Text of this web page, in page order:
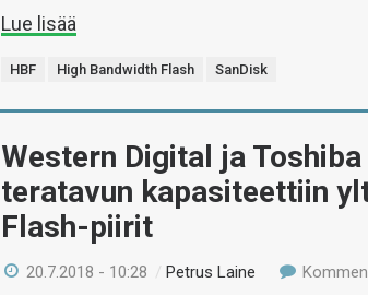
Lue lisää
HBF High Bandwidth Flash SanDisk
Western Digital ja
teratavun kapasiteettiin
Flash-piirit
20.7.2018 - 10:28 /Petrus Laine